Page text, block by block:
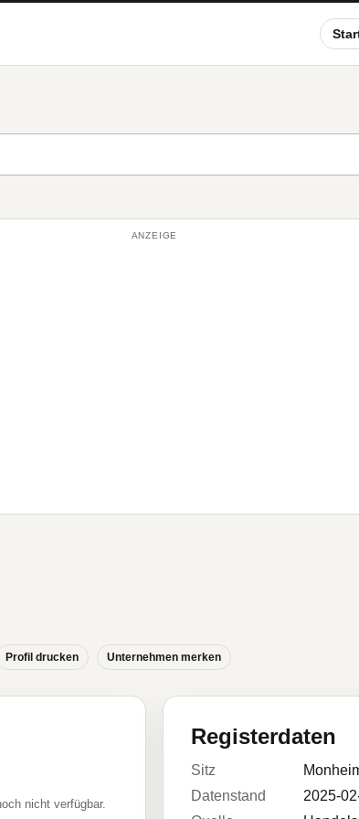
ANZEIGE
Profil drucken Unternehmen merken
nicht verfügbar.
Registerdaten
Sitz
Datenstand
2025-